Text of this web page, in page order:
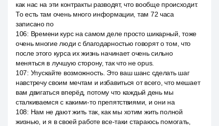
как нас на эти контракты разводят, что вообще происходит.
То есть там очень много информации, там 72 часа
записано по
106: Времени курс на самом деле просто шикарный, тоже
очень многие люди с благодарностью говорят о том, что
после этого курса их жизнь начинает очень сильно
меняться в лучшую сторону, так что не opus.
107: Упускайте возможность. Это ваш шанс сделать шаг
навстречу своим мечтам и избавиться от всего, что мешает
вам двигаться вперёд, потому что каждый день мы
сталкиваемся с какими-то препятствиями, и они на
108: Нам не дают жить так, как мы хотим жить полной
жизнью, и я в своей работе все-таки стараюсь помогать,